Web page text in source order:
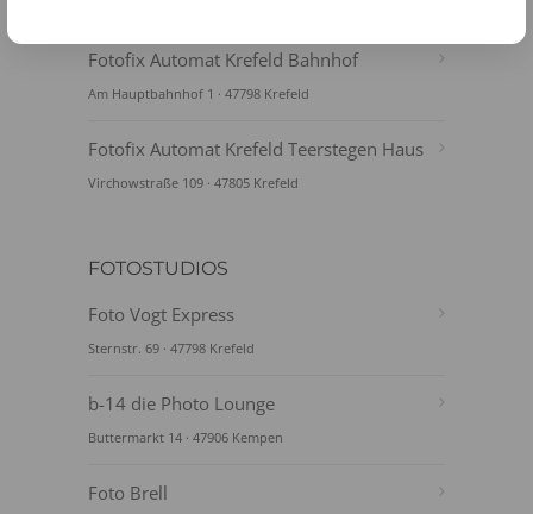
Fotofix Automat Krefeld Bahnhof
Am Hauptbahnhof 1 · 47798 Krefeld
Fotofix Automat Krefeld Teerstegen Haus
Virchowstraße 109 · 47805 Krefeld
FOTOSTUDIOS
Foto Vogt Express
Sternstr. 69 · 47798 Krefeld
b-14 die Photo Lounge
Buttermarkt 14 · 47906 Kempen
Foto Brell